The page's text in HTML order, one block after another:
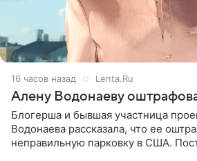
16 часов назад Lenta.Ru
Алену Водонаеву
Блогерша и бывшая участница
Водонаева рассказала, что ее
неправильную парковку в США.